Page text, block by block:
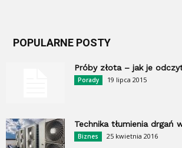
POPULARNE POSTY
Próby złota – jak je
Porady 19 lipca 2015
Technika tłumienia drgań
Biznes 25 kwietnia 2016